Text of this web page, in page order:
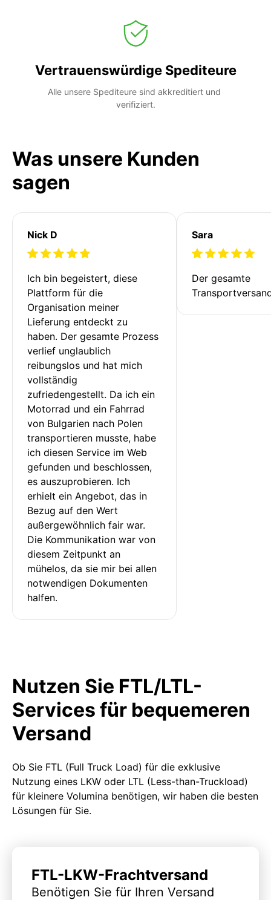
Vertrauenswürdige Spediteure
Alle unsere Spediteure sind akkreditiert und
verifiziert.
Was unsere Kunden
sagen
Nick D
Ich bin begeistert, diese
Plattform für die
Organisation meiner
Lieferung entdeckt zu
haben. Der gesamte Prozess
verlief unglaublich
reibungslos und hat mich
vollständig
zufriedengestellt. Da ich ein
Motorrad und ein Fahrrad
von Bulgarien nach Polen
transportieren musste, habe
ich diesen Service im Web
gefunden und beschlossen,
es auszuprobieren. Ich
erhielt ein Angebot, das in
Bezug auf den Wert
außergewöhnlich fair war.
Die Kommunikation war von
diesem Zeitpunkt an
mühelos, da sie mir bei allen
notwendigen Dokumenten
halfen.
Sara
Der gesamte
Nutzen Sie FTL/LTL-
Services für bequemeren
Versand
Ob Sie FTL (Full Truck Load) für die exklusive
Nutzung eines LKW oder LTL (Less-than-Truckload)
für kleinere Volumina benötigen, wir haben die besten
Lösungen für Sie.
FTL-LKW-Frachtversand
Benötigen Sie für Ihren Versand